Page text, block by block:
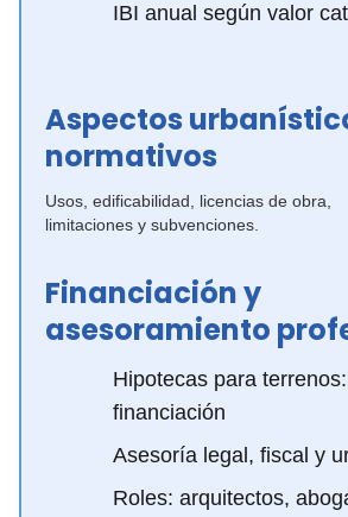
IBI anual según valor
Aspectos
normativos
Usos, edificabilidad, licencias de obra,
limitaciones y subvenciones.
Financiación y
asesoramiento
Hipotecas para
financiación
Asesoría legal, fiscal y
Roles: arquitectos,